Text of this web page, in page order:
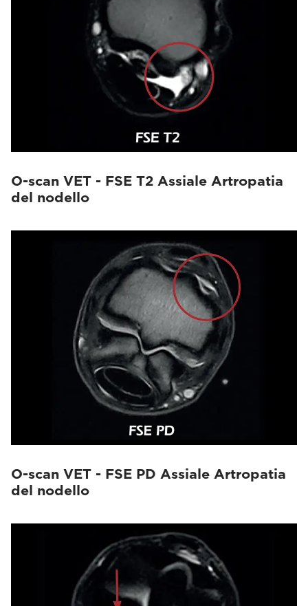
O-scan VET - FSE T2 Assiale Artropatia
del nodello
O-scan VET - FSE PD Assiale Artropatia
del nodello